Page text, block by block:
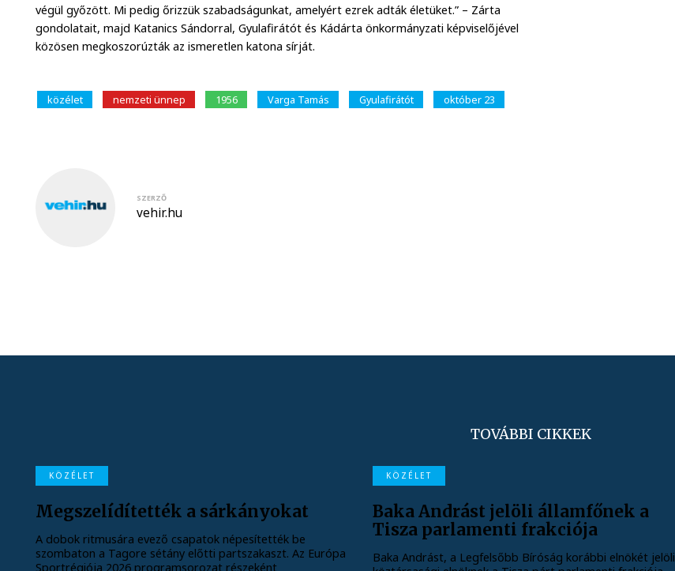
végül győzött. Mi pedig őrizzük szabadságunkat, amelyért ezrek adták életüket.” – Zárta
gondolatait, majd Katanics Sándorral, Gyulafirátót és Kádárta önkormányzati képviselőjével
közösen megkoszorúzták az ismeretlen katona sírját.
közélet nemzeti ünnep 1956 Varga Tamás Gyulafirátót október 23
SZERZŐ
vehir.hu
TOVÁBBI CIKKEK
KÖZÉLET
Megszelídítették a sárkányokat
A dobok ritmusára evező csapatok népesítették be
szombaton a Tagore sétány előtti partszakaszt. Az Európa
Sportrégiója 2026 programsorozat részeként
KÖZÉLET
Baka Andrást jelöli államfőnek a
Tisza parlamenti frakciója
Baka Andrást, a Legfelsőbb Bíróság korábbi elnökét jelöli